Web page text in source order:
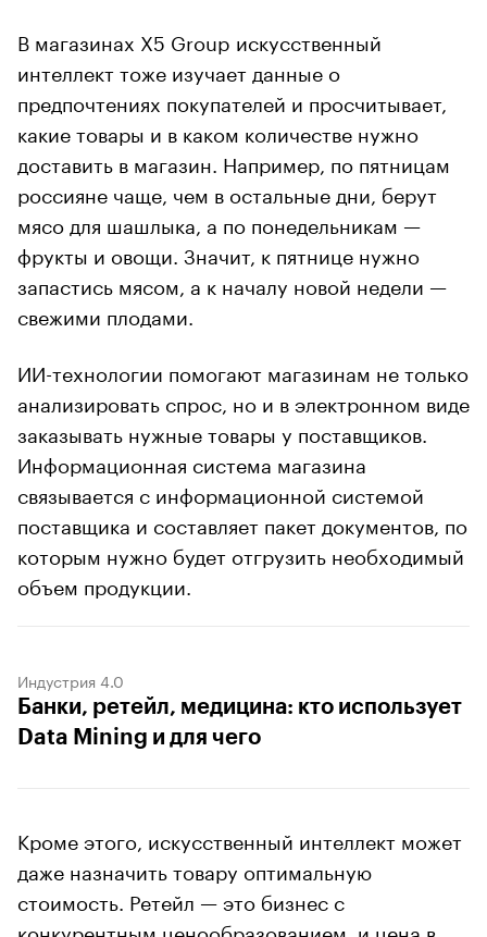
В магазинах X5 Group искусственный
интеллект тоже изучает данные о
предпочтениях покупателей и просчитывает,
какие товары и в каком количестве нужно
доставить в магазин. Например, по пятницам
россияне чаще, чем в остальные дни, берут
мясо для шашлыка, а по понедельникам —
фрукты и овощи. Значит, к пятнице нужно
запастись мясом, а к началу новой недели —
свежими плодами.
ИИ-технологии помогают магазинам не только
анализировать спрос, но и в электронном виде
заказывать нужные товары у поставщиков.
Информационная система магазина
связывается с информационной системой
поставщика и составляет пакет документов, по
которым нужно будет отгрузить необходимый
объем продукции.
Индустрия 4.0
Банки, ретейл, медицина: кто использует
Data Mining и для чего
Кроме этого, искусственный интеллект может
даже назначить товару оптимальную
стоимость. Ретейл — это бизнес с
конкурентным ценообразованием, и цена в